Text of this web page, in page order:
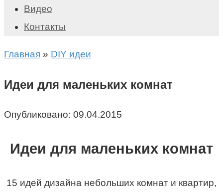
Видео
Контакты
Главная » DIY идеи
Идеи для маленьких комнат
Опубликовано: 09.04.2015
Идеи для маленьких комнат
15 идей дизайна небольших комнат и квартир,